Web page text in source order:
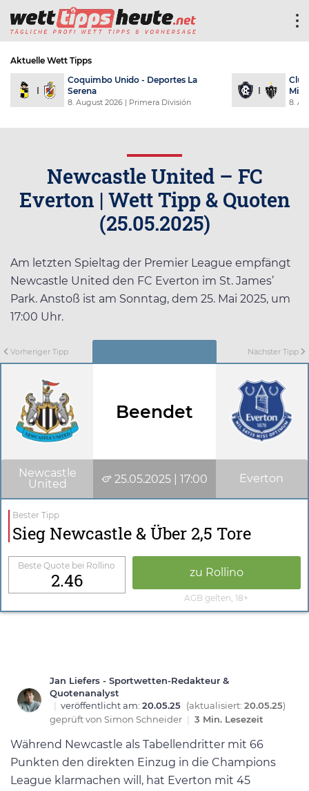
Aktuelle Wett Tipps
Coquimbo Unido - Deportes La
Serena
8. August 2026 | Primera División 8.
Newcastle United – FC
Everton | Wett Tipp & Quoten
(25.05.2025)
Am letzten Spieltag der Premier League empfängt
Newcastle United den FC Everton im St. James’
Park. Anstoß ist am Sonntag, dem 25. Mai 2025, um
17:00 Uhr.
Vorheriger Tipp Nächster Tipp
Beendet
Newcastle
United
25.05.2025 | 17:00 Everton
Bester Tipp
Sieg Newcastle & Über 2,5 Tore
Beste Quote bei Rollino
2.46 zu Rollino
AGB gelten, 18+
Jan Liefers - Sportwetten-Redakteur &
Quotenanalyst
| veröffentlicht am: 20.05.25 (aktualisiert: 20.05.25)
geprüft von Simon Schneider | 3 Min. Lesezeit
Während Newcastle als Tabellendritter mit 66
Punkten den direkten Einzug in die Champions
League klarmachen will, hat Everton mit 45